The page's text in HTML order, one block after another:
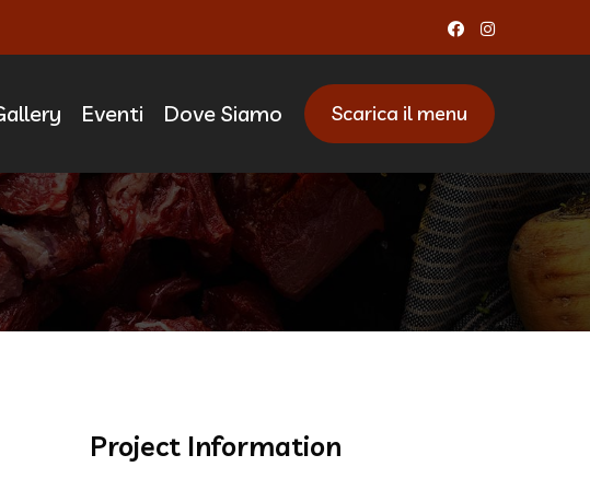
Eventi Dove Siamo Scarica il menu
Marinoni
Project Information